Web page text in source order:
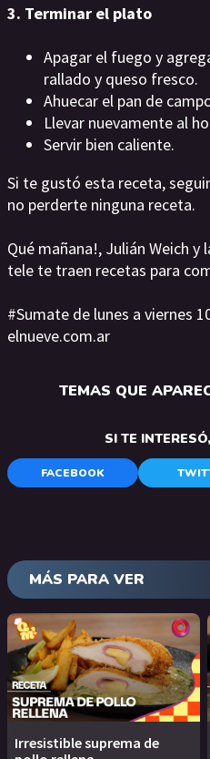
3. Terminar el plato
Apagar el fuego y
rallado y queso fresco.
Ahuecar el pan de
Llevar nuevamente al
Servir bien caliente.
Si te gustó esta receta,
no perderte ninguna receta.
Qué mañana!, Julián Weich
tele te traen recetas para
#Sumate de lunes a viernes
elnueve.com.ar
TEMAS QUE
SI TE
FACEBOOK
MÁS PARA VER
Irresistible suprema de